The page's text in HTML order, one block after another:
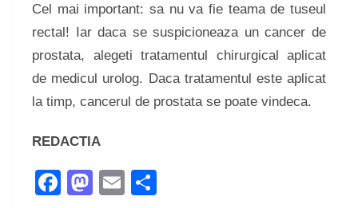
Cel mai important: sa nu va fie teama de tuseul
rectal! Iar daca se suspicioneaza un cancer de
prostata, alegeti tratamentul chirurgical aplicat
de medicul urolog. Daca tratamentul este aplicat
la timp, cancerul de prostata se poate vindeca.
REDACTIA
Facebook
Mastodon
Email